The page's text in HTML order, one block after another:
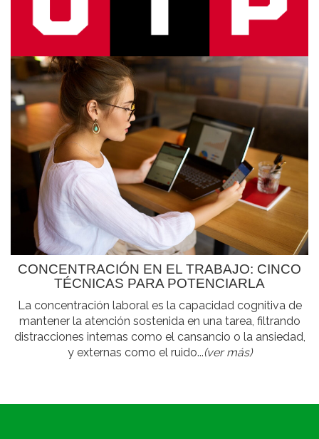
CONCENTRACIÓN EN EL TRABAJO: CINCO
TÉCNICAS PARA POTENCIARLA
La concentración laboral es la capacidad cognitiva de
mantener la atención sostenida en una tarea, filtrando
distracciones internas como el cansancio o la ansiedad,
y externas como el ruido...(ver más)